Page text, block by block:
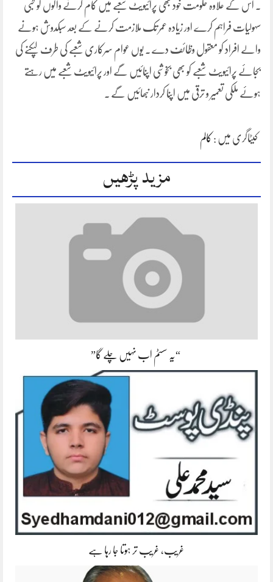
۔ اس کے علاوہ حکومت خود بھی پرائیویٹ شعبے میں کام کرنے والوں کو طبی
سہولیات فراہم کرے اور زیادہ عمر تک ملازمت کرنے کے بعد سبکدوش ہونے
والے افراد کو معقول وظائف دے ۔ یوں عوام سرکاری شعبے کی طرف لپکنے کی
بجائے پرائیویٹ شعبے کو بھی بخوشی اپنائیں گے اور پرائیویٹ شعبے میں رہتے
ہوئے ملکی تعمیر و ترقی میں اپنا کردار نبھائیں گے ۔
کیٹاگری میں : کالم
مزید پڑھیں
“یہ سسٹم اب نہیں چلے گا”
غریب، غریب تر ہوتا جا رہا ہے